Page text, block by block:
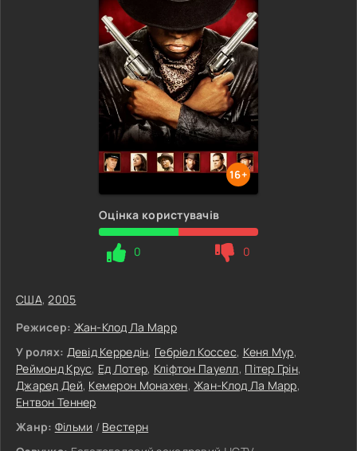
16+
Оцінка користувачів
0 0
США,2005
Режисер: Жан-Клод Ла Марр
У ролях: Девід Керредін, Гебріел Коссес, Кеня Мур,
Реймонд Крус, Ед Лотер, Кліфтон Пауелл, Пітер Грін,
Джаред Дей, Кемерон Монахен,Жан-Клод Ла Марр,
Ентвон Теннер
Жанр: Фільми / Вестерн